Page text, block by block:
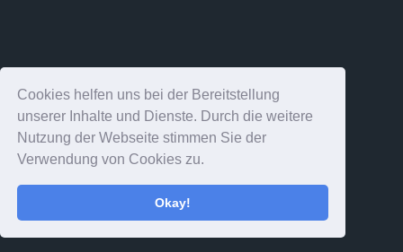
Cookies helfen uns bei der Bereitstellung
unserer Inhalte und Dienste. Durch die weitere
Nutzung der Webseite stimmen Sie der
Verwendung von Cookies zu.
Okay!